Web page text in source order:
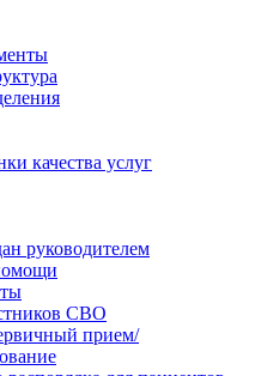
качества услуг
руководителем
СВО
прием/